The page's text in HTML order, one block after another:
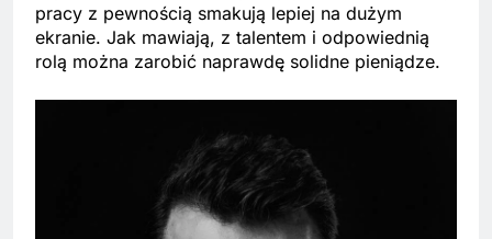
pracy z pewnością smakują lepiej na dużym
ekranie. Jak mawiają, z talentem i odpowiednią
rolą można zarobić naprawdę solidne pieniądze.